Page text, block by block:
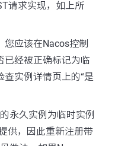
请求实现，如上所
您应该在Nacos控制
已经被正确标记为临
实例详情页上的“是
永久实例为临时实例
供，因此重新注册带